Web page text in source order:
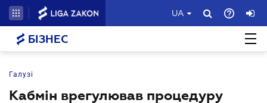
UA
БІЗНЕС
Галузі
Кабмін врегулював процедуру